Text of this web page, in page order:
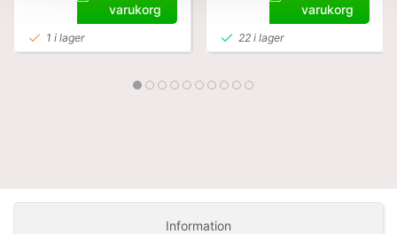
varukorg
1 i lager
varukorg
22 i lager
Information